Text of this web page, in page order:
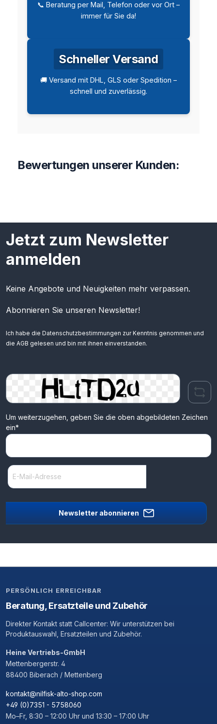
📞 Beratung per Mail, Telefon oder vor Ort –
immer für Sie da!
Schneller Versand
🚚 Versand mit DHL, GLS oder Spedition –
schnell und zuverlässig.
Bewertungen unserer Kunden:
Jetzt zum Newsletter
anmelden
Keine Angebote und Neuigkeiten mehr verpassen.
Abonnieren Sie unseren Newsletter!
Ich habe die Datenschutzbestimmungen zur Kenntnis genommen und
die AGB gelesen und bin mit ihnen einverstanden.
Um weiterzugehen, geben Sie die oben abgebildeten Zeichen
ein*
Newsletter abonnieren
PERSÖNLICH ERREICHBAR
Beratung, Ersatzteile und Zubehör
Direkter Kontakt statt Callcenter: Wir unterstützen bei
Produktauswahl, Ersatzteilen und Zubehör.
Heine Vertriebs-GmbH
Mettenbergerstr. 4
88400 Biberach / Mettenberg
kontakt@nilfisk-alto-shop.com
+49 (0)7351 - 5758060
Mo–Fr, 8:30 – 12:00 Uhr und 13:30 – 17:00 Uhr